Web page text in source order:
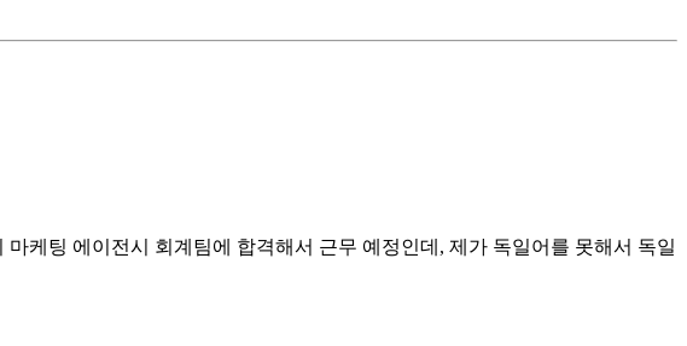
케팅 에이전시 회계팀에 합격해서 근무 예정인데, 제가 독일어를 못해서 독일